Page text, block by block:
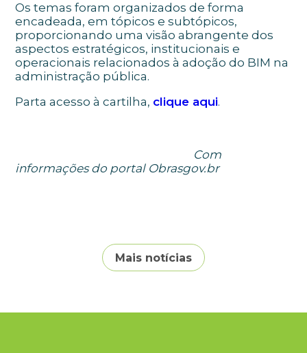
Os temas foram organizados de forma
encadeada, em tópicos e subtópicos,
proporcionando uma visão abrangente dos
aspectos estratégicos, institucionais e
operacionais relacionados à adoção do BIM na
administração pública.
Parta acesso à cartilha, clique aqui.
Com
informações do portal Obrasgov.br
Mais notícias